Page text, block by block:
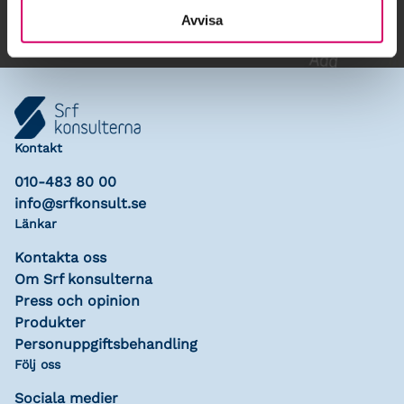
Avvisa
Kontakt
010-483 80 00
info@srfkonsult.se
Länkar
Kontakta oss
Om Srf konsulterna
Press och opinion
Produkter
Personuppgiftsbehandling
Följ oss
Sociala medier